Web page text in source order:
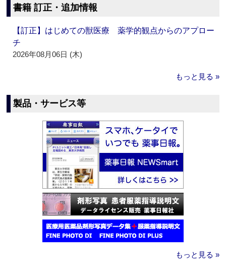
書籍 訂正・追加情報
【訂正】はじめての獣医療 薬学的観点からのアプロー
チ
2026年08月06日 (木)
もっと見る »
製品・サービス等
もっと見る »